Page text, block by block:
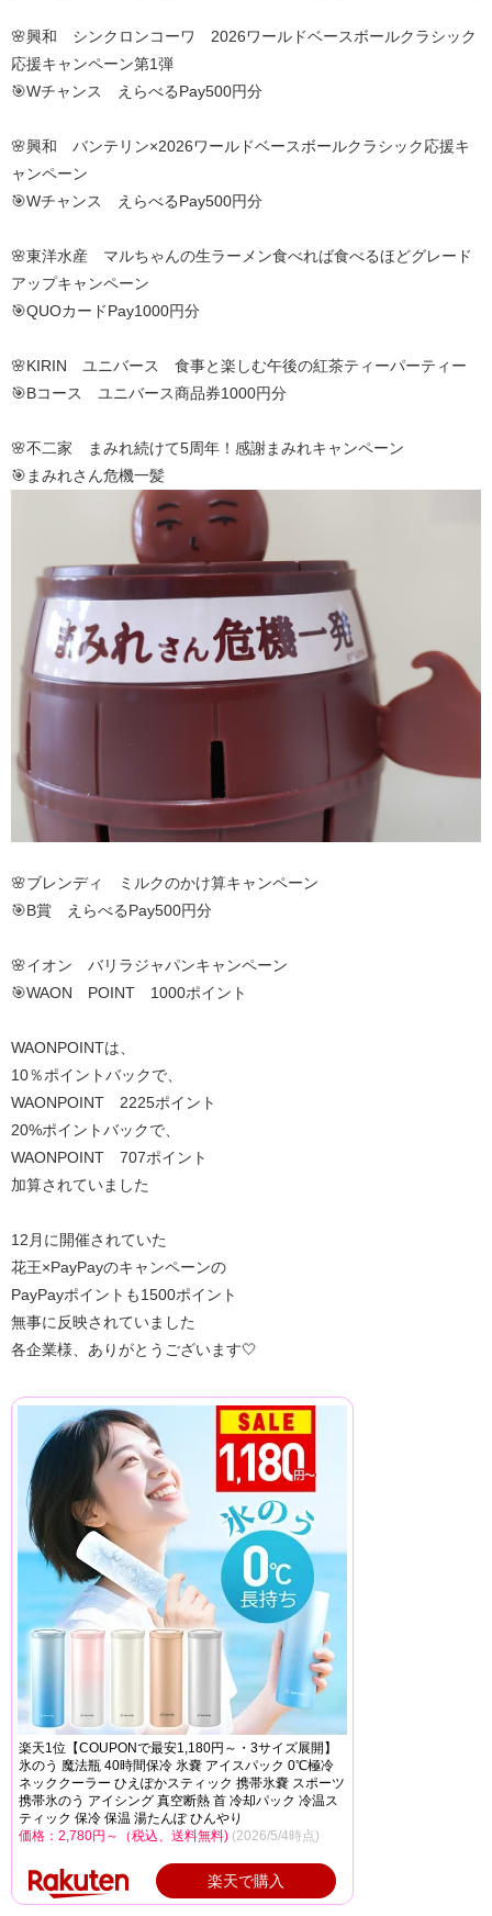
🌸興和 シンクロンコーワ 2026ワールドベースボールクラシック
応援キャンペーン第1弾
🎯Wチャンス えらべるPay500円分
🌸興和 バンテリン×2026ワールドベースボールクラシック応援キ
ャンペーン
🎯Wチャンス えらべるPay500円分
🌸東洋水産 マルちゃんの生ラーメン食べれば食べるほどグレード
アップキャンペーン
🎯QUOカードPay1000円分
🌸KIRIN ユニバース 食事と楽しむ午後の紅茶ティーパーティー
🎯Bコース ユニバース商品券1000円分
🌸不二家 まみれ続けて5周年！感謝まみれキャンペーン
🎯まみれさん危機一髪
🌸ブレンディ ミルクのかけ算キャンペーン
🎯B賞 えらべるPay500円分
🌸イオン バリラジャパンキャンペーン
🎯WAON POINT 1000ポイント
WAONPOINTは、
10％ポイントバックで、
WAONPOINT 2225ポイント
20%ポイントバックで、
WAONPOINT 707ポイント
加算されていました
12月に開催されていた
花王×PayPayのキャンペーンの
PayPayポイントも1500ポイント
無事に反映されていました
各企業様、ありがとうございます🤍
楽天1位【COUPONで最安1,180円～・3サイズ展開】
氷のう 魔法瓶 40時間保冷 氷嚢 アイスパック 0℃極冷
ネッククーラー ひえぽかスティック 携帯氷嚢 スポーツ
携帯氷のう アイシング 真空断熱 首 冷却パック 冷温ス
ティック 保冷 保温 湯たんぽ ひんやり
価格：2,780円～（税込、送料無料) (2026/5/4時点)
楽天で購入